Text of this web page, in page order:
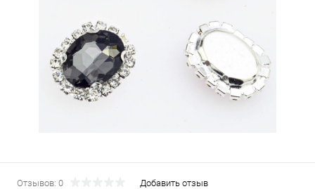
Отзывов: 0 Добавить отзыв